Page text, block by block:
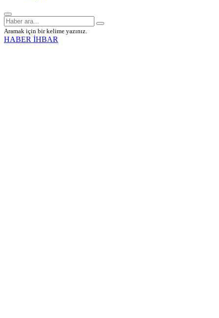
Aramak için bir kelime yazınız.
HABER İHBAR